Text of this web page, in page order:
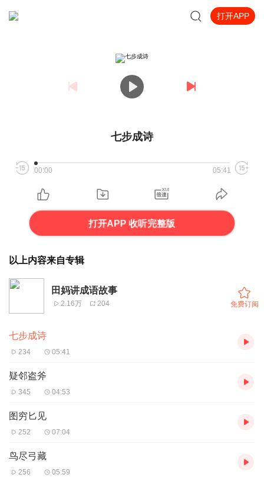
打开APP
七步成诗
00:00 05:41
打开APP 收听完整版
以上内容来自专辑
田妈讲成语故事
2.16万 204 免费订阅
七步成诗
234 05:41
疑邻盗斧
345 04:53
图穷匕见
252 07:04
鸟尽弓藏
256 05:59